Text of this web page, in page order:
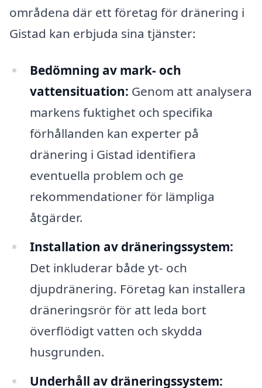
områdena där ett företag för dränering i
Gistad kan erbjuda sina tjänster:
Bedömning av mark- och
vattensituation: Genom att analysera
markens fuktighet och specifika
förhållanden kan experter på
dränering i Gistad identifiera
eventuella problem och ge
rekommendationer för lämpliga
åtgärder.
Installation av dräneringssystem:
Det inkluderar både yt- och
djupdränering. Företag kan installera
dräneringsrör för att leda bort
överflödigt vatten och skydda
husgrunden.
Underhåll av dräneringssystem: